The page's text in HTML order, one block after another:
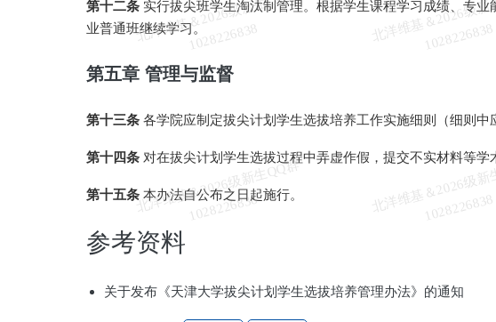
第十二条 实行拔尖班学生淘汰制管理。根据学生课程学习成绩、专
业普通班继续学习。
第五章 管理与监督
第十三条 各学院应制定拔尖计划学生选拔培养工作实施细则（细则
第十四条 对在拔尖计划学生选拔过程中弄虚作假，提交不实材料等
第十五条 本办法自公布之日起施行。
参考资料
关于发布《天津大学拔尖计划学生选拔培养管理办法》的通知
北
洋
维
基
＆
2
0
2
6
级
新
生
Q
Q
群
1
0
2
8
2
2
6
8
3
8 维
8
北
洋
维
基
＆
2
0
2
6
级
新
生
Q
Q
群
1
0
2
8
2
2
6
8
3
8 维
8